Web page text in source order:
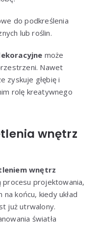
do podkreślenia
lub roślin.
może
Nawet
zyskuje głębię i
rolę kreatywnego
wnętrz
wnętrz
procesu projektowania,
końcu, kiedy układ
już utrwalony.
światła